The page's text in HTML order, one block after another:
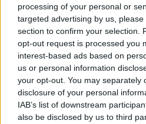
processing of your personal or
targeted advertising by us,
section to confirm your selection.
opt-out request is processed you
interest-based ads based on
us or personal information
your opt-out. You may separately
disclosure of your personal
IAB’s list of downstream
also be disclosed by us to third